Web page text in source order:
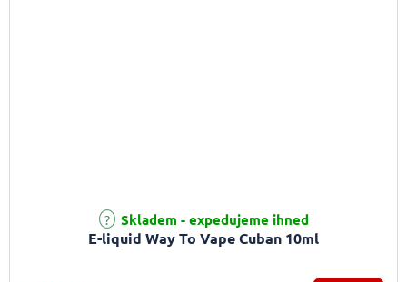
E-liquid Way To Vape Cuban 10ml
Průměrné hodnocení produktu je 5,0 z 5 hvězdiček.
Skladem - expedujeme ihned